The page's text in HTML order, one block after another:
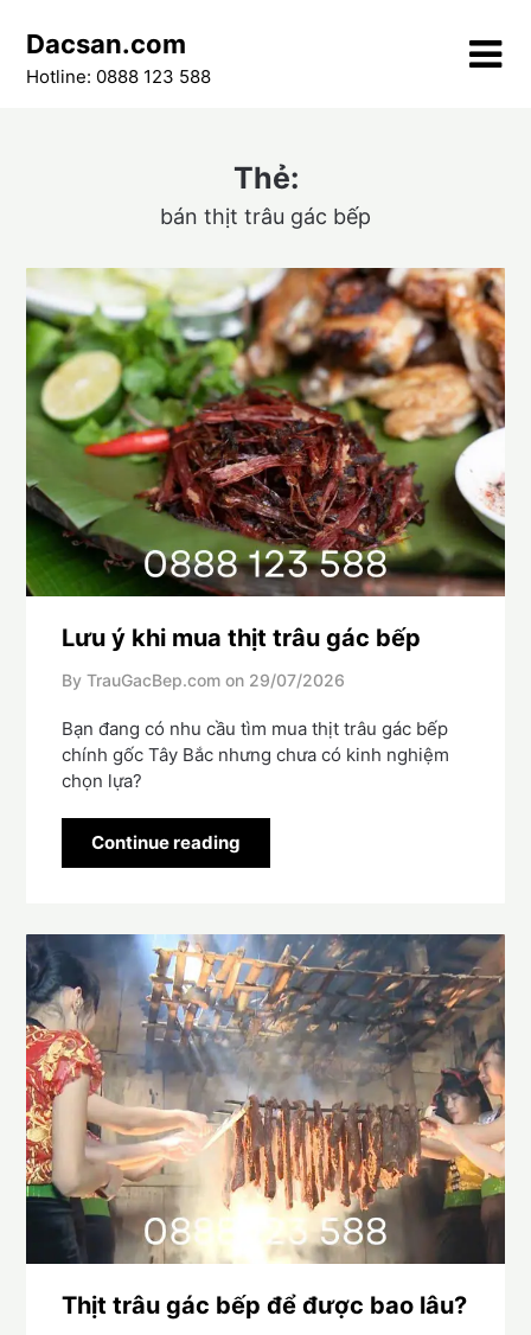
content
Dacsan.com
Hotline: 0888 123 588
Thẻ:
bán thịt trâu gác bếp
Lưu ý khi mua thịt trâu gác bếp
By TrauGacBep.com on 29/07/2026
Bạn đang có nhu cầu tìm mua thịt trâu gác bếp
chính gốc Tây Bắc nhưng chưa có kinh nghiệm
chọn lựa?
Continue reading
Thịt trâu gác bếp để được bao lâu?